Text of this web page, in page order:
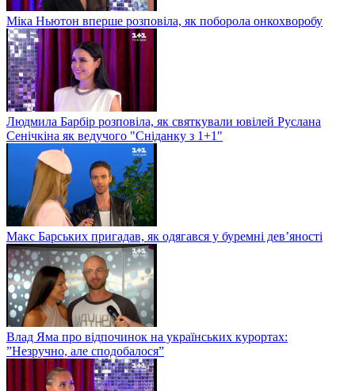
Міка Ньютон вперше розповіла, як поборола онкохворобу
Людмила Барбір розповіла, як святкували ювілей Руслана
Сенічкіна як ведучого "Сніданку з 1+1"
Макс Барських пригадав, як одягався у буремні дев’яності
Влад Яма про відпочинок на українських курортах:
”Незручно, але сподобалося”